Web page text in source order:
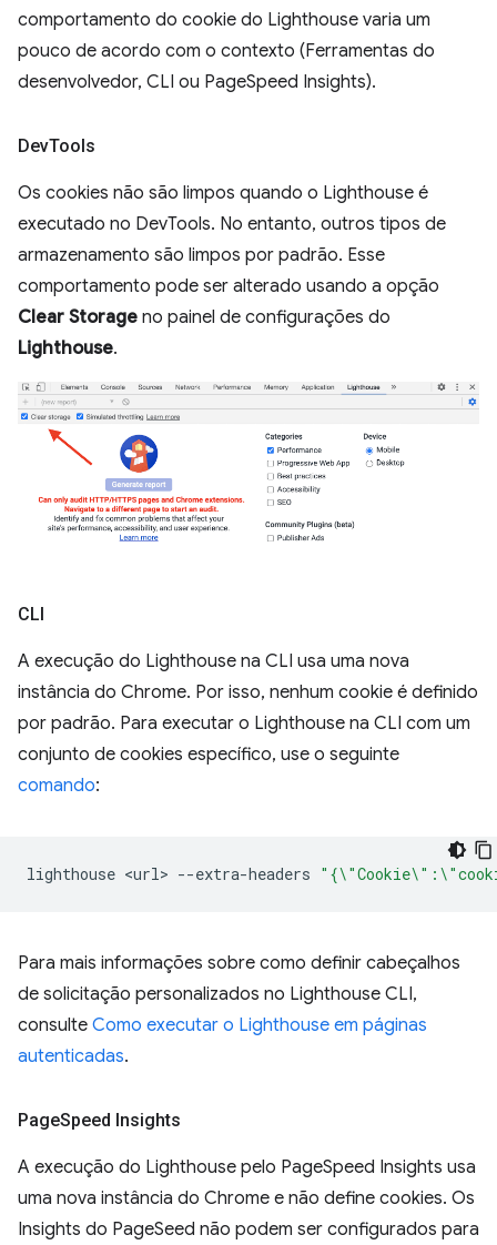
comportamento do cookie do Lighthouse varia um
pouco de acordo com o contexto (Ferramentas do
desenvolvedor, CLI ou PageSpeed Insights).
DevTools
Os cookies não são limpos quando o Lighthouse é
executado no DevTools. No entanto, outros tipos de
armazenamento são limpos por padrão. Esse
comportamento pode ser alterado usando a opção
Clear Storage no painel de configurações do
Lighthouse.
CLI
A execução do Lighthouse na CLI usa uma nova
instância do Chrome. Por isso, nenhum cookie é definido
por padrão. Para executar o Lighthouse na CLI com um
conjunto de cookies específico, use o seguinte
comando:
lighthouse <url> --extra-headers
Para mais informações sobre como definir cabeçalhos
de solicitação personalizados no Lighthouse CLI,
consulte Como executar o Lighthouse em páginas
autenticadas.
PageSpeed Insights
A execução do Lighthouse pelo PageSpeed Insights usa
uma nova instância do Chrome e não define cookies. Os
Insights do PageSeed não podem ser configurados para